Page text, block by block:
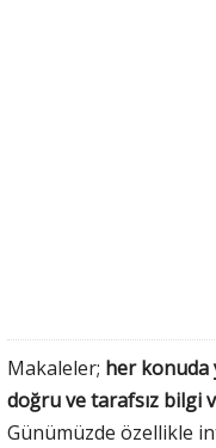
Makaleler; her konuda
doğru ve tarafsız bilgi
Günümüzde özellikle